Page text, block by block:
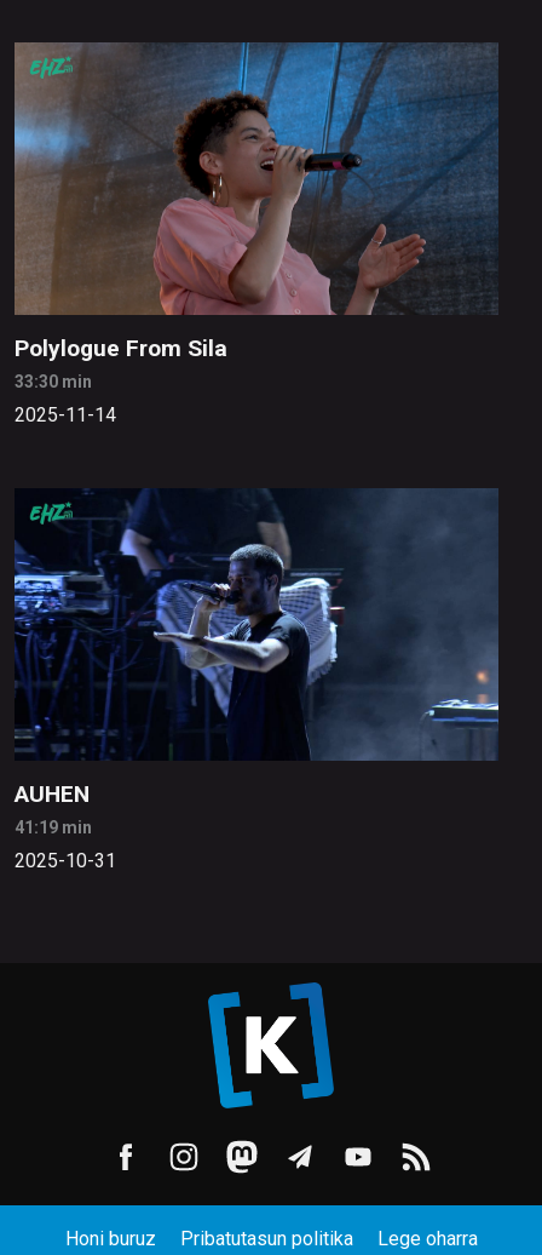
Polylogue From Sila
33:30 min
2025-11-14
AUHEN
41:19 min
2025-10-31
Honi buruz Pribatutasun politika
Lege oharra